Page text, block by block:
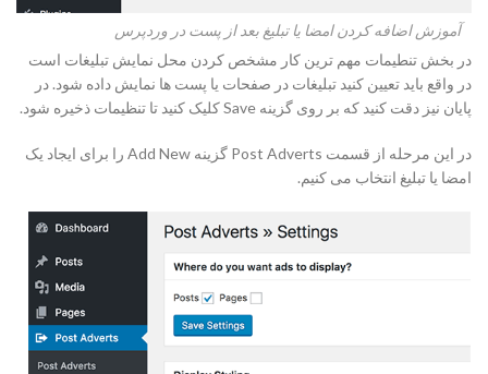
آموزش اضافه کردن امضا یا تبلیغ بعد از پست در وردپرس
در بخش تنطیمات مهم ترین کار مشخص کردن محل نمایش تبلیغات است
در واقع باید تعیین کنید تبلیغات در صفحات یا پست ها نمایش داده شود. در
پایان نیز دقت کنید که بر روی گزینه Save کلیک کنید تا تنظیمات ذخیره شود.
در این مرحله از قسمت Post Adverts گزینه Add New را برای ایجاد یک
امضا یا تبلیغ انتخاب می کنیم.